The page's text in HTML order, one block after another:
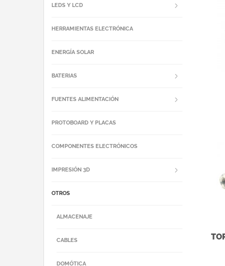
LEDS Y LCD
HERRAMIENTAS ELECTRÓNICA
ENERGÍA SOLAR
BATERIAS
FUENTES ALIMENTACIÓN
PROTOBOARD Y PLACAS
COMPONENTES ELECTRÓNICOS
IMPRESIÓN 3D
OTROS
ALMACENAJE
CABLES
DOMÓTICA